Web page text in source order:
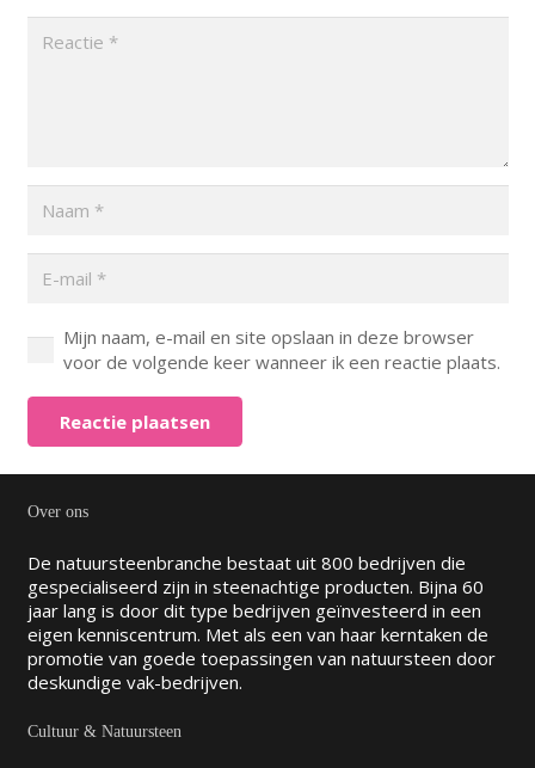
Mijn naam, e-mail en site opslaan in deze browser
voor de volgende keer wanneer ik een reactie plaats.
Reactie plaatsen
Over ons
De natuursteenbranche bestaat uit 800 bedrijven die
gespecialiseerd zijn in steenachtige producten. Bijna 60
jaar lang is door dit type bedrijven geïnvesteerd in een
eigen kenniscentrum. Met als een van haar kerntaken de
promotie van goede toepassingen van natuursteen door
deskundige vak-bedrijven.
Cultuur & Natuursteen